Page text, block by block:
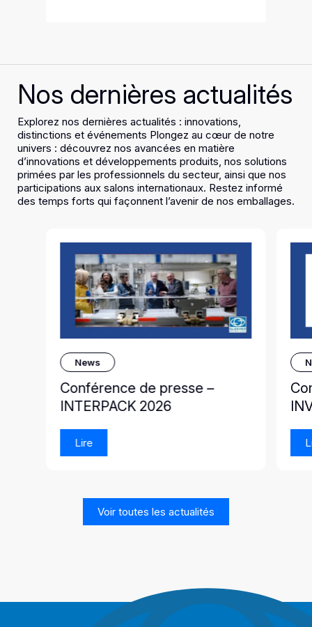
Nos dernières actualités
Explorez nos dernières actualités : innovations,
distinctions et événements Plongez au cœur de notre
univers : découvrez nos avancées en matière
d’innovations et développements produits, nos solutions
primées par les professionnels du secteur, ainsi que nos
participations aux salons internationaux. Restez informé
des temps forts qui façonnent l’avenir de nos emballages.
News
Conférence de presse –
INTERPACK 2026
Lire
Voir toutes les actualités